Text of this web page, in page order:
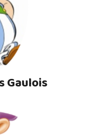
Gaulois